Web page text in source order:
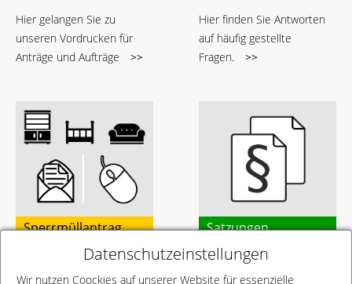
Hier gelangen Sie zu
unseren Vordrucken für
Anträge und Aufträge
>>
Hier finden Sie Antworten
auf häufig gestellte
Fragen.
>>
Sperrmüllantrag
Stellen Sie hier Ihren
Sperrmüllantrag online –
Satzungen
Damit alles seine Ordnung
hat: Verbandssatzung und
Datenschutzeinstellungen
Wir nutzen Coockies auf unserer Website für essenzielle